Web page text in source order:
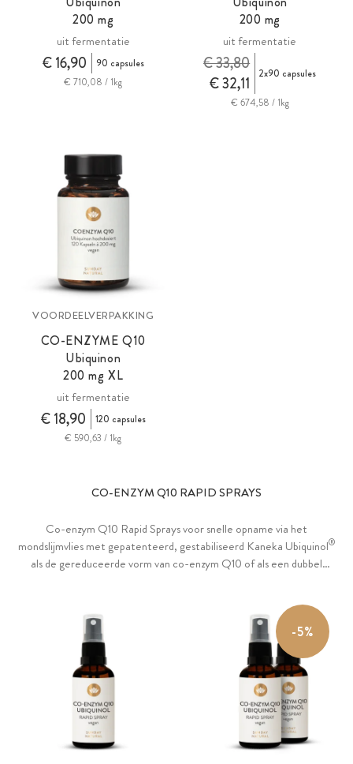
200 mg
uit fermentatie
€ 16,90
90 capsules
€ 710,08 / 1kg
200 mg
uit fermentatie
€ 32,11
€ 33,80 2x90 capsules
€ 674,58 / 1kg
VOORDEELVERPAKKING
CO-ENZYME Q10
Ubiquinon
200 mg XL
uit fermentatie
€ 18,90
120 capsules
€ 590,63 / 1kg
CO-ENZYM Q10 RAPID SPRAYS
Co-enzym Q10 Rapid Sprays voor snelle opname via het
mondslijmvlies met gepatenteerd, gestabiliseerd Kaneka Ubiquinol®
als de gereduceerde vorm van co-enzym Q10 of als een dubbel
biologische beschikbaarheid. Verrijkt met sinaasappelschilolie voor
een aangename en frisse smaak.
-5%